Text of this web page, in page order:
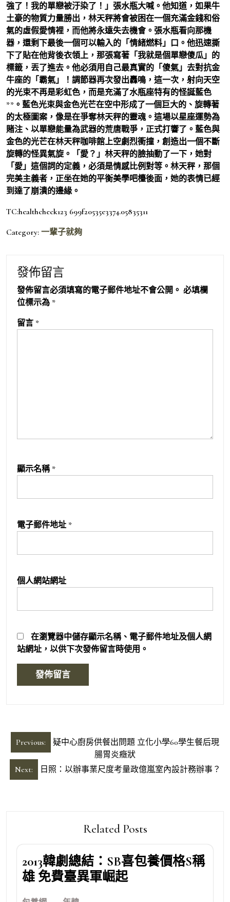
強了！我的單戀被汙染了！」張水瓶大喊。他知道，如果牛
土豪的物質力量勝出，林天秤將會被困在一個充滿金錢和俗
氣的虛假愛情裡，而他將永遠失去機會。張水瓶看向那機
器，還剩下最後一個可以輸入的「情緒燃料」口。他迅速撕
下了貼在他背後衣領上，那張寫著「我就是個單戀傻瓜」的
標籤，丟了進去。他必須用自己最真實的「傻氣」去對抗金
牛座的「霸氣」！調節器再次發出轟鳴，這一次，射向天空
的光束不再是彩虹色，而是充滿了水瓶座特有的怪誕藍色
**。藍色光束與金色光芒在空中形成了一個巨大的、旋轉著
的太極圖案，像是在爭奪林天秤的靈魂。這場以星座運勢為
賭注、以單戀能量為武器的荒唐戰爭，正式打響了。藍色與
金色的光芒在林天秤咖啡館上空劇烈衝撞，創造出一個不斷
旋轉的怪異氣旋。「愛？」林天秤的臉抽動了一下，她對
「愛」這個詞的定義，必須是情感比例對等。林天秤，那個
完美主義者，正坐在她的平衡美學吧檯後面，她的表情已經
到達了崩潰的邊緣。
TC:healthcheck123 699f20535e3374.05835311
Category: 一輩子就夠
發佈留言
發佈留言必須填寫的電子郵件地址不會公開。 必填欄
位標示為 *
留言 *
顯示名稱 *
電子郵件地址 *
個人網站網址
在瀏覽器中儲存顯示名稱、電子郵件地址及個人網
站網址，以供下次發佈留言時使用。
文
章
導
Previous:
疑中心廚房供餐出問題 立化小學60學生餐后現
腸胃炎癥狀
Next:
日照：以辦事業尺度考量政億嵐室內設計務辦事？
Related Posts
2013韓劇總結：SB喜包養價格S稱
雄 免費臺異軍崛起